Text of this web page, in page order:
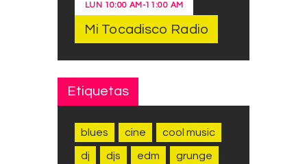
LUN 10:00 AM -11:00 AM
Mi Tocadisco Radio
Etiquetas
blues cine cool music
dj djs edm grunge